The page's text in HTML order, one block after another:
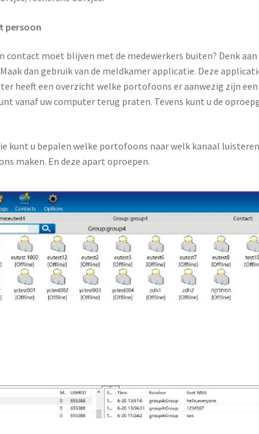
persoon
contact moet blijven met de medewerkers buiten? Denk
dan gebruik van de meldkamer applicatie. Deze
heeft een overzicht welke portofoons er aanwezig zijn een
vanaf uw computer terug praten. Tevens kunt u de
kunt u bepalen welke portofoons naar welk kanaal
maken. En deze apart oproepen.